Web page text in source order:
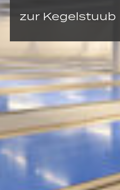
zur Kegelstuub